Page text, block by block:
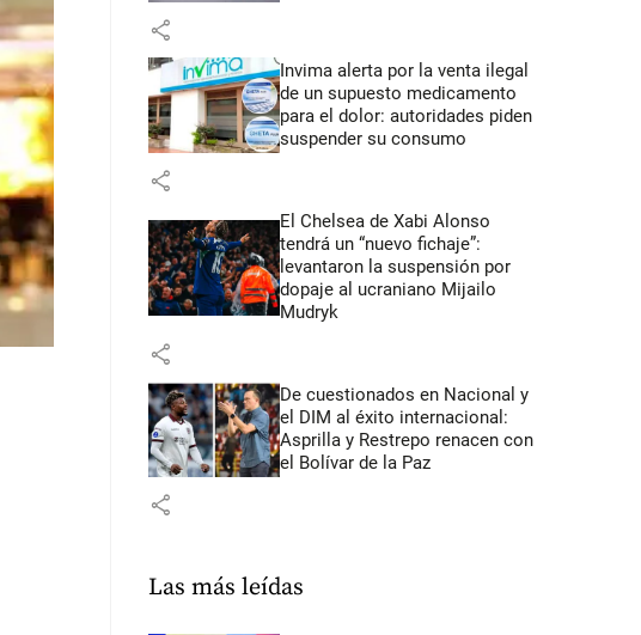
share
Invima alerta por la venta ilegal
de un supuesto medicamento
para el dolor: autoridades piden
suspender su consumo
share
El Chelsea de Xabi Alonso
tendrá un “nuevo fichaje”:
levantaron la suspensión por
dopaje al ucraniano Mijailo
Mudryk
share
De cuestionados en Nacional y
el DIM al éxito internacional:
Asprilla y Restrepo renacen con
el Bolívar de la Paz
share
Las más leídas